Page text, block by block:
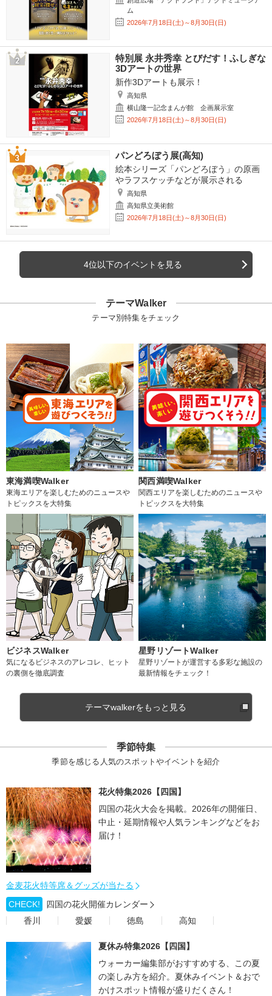
ム
2026年7月18日(土)～8月30日(日)
特別展 永井秀幸 とびだす！ふしぎな
3Dアートの世界
新作3Dアートも展示！
高知県
横山隆一記念まんが館 企画展示室
2026年7月18日(土)～8月30日(日)
パンどろぼう展(高知)
絵本シリーズ「パンどろぼう」の原画
やラフスケッチなどが展示される
高知県
高知県立美術館
2026年7月18日(土)～8月30日(日)
4位以下のイベントを見る
テーマWalker
テーマ別特集をチェック
東海満喫Walker
東海エリアを楽しむためのニュースや
トピックスを大特集
関西満喫Walker
関西エリアを楽しむためのニュースや
トピックスを大特集
ビジネスWalker
気になるビジネスのアレコレ、ヒット
の裏側を徹底調査
星野リゾートWalker
星野リゾートが運営する多彩な施設の
最新情報をチェック！
テーマwalkerをもっと見る
季節特集
季節を感じる人気のスポットやイベントを紹介
花火特集2026【四国】
四国の花火大会を掲載。2026年の開催日、
中止・延期情報や人気ランキングなどをお
届け！
金麦花火特等席＆グッズが当たる
CHECK!
四国の花火開催カレンダー
香川
愛媛 徳島 高知
夏休み特集2026【四国】
ウォーカー編集部がおすすめする、この夏
の楽しみ方を紹介。夏休みイベント＆おで
かけスポット情報が盛りだくさん！